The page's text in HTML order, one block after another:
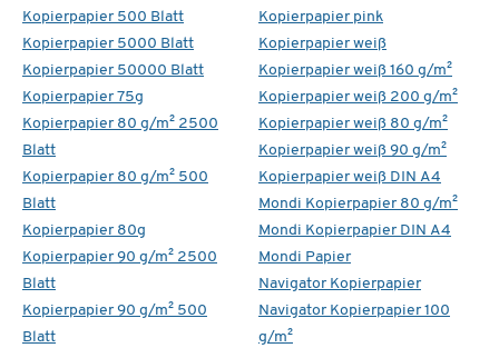
Kopierpapier 500 Blatt
Kopierpapier 5000 Blatt
Kopierpapier 50000 Blatt
Kopierpapier 75g
Kopierpapier 80 g/m² 2500
Blatt
Kopierpapier 80 g/m² 500
Blatt
Kopierpapier 80g
Kopierpapier 90 g/m² 2500
Blatt
Kopierpapier 90 g/m² 500
Blatt
Kopierpapier pink
Kopierpapier weiß
Kopierpapier weiß 160 g/m²
Kopierpapier weiß 200 g/m²
Kopierpapier weiß 80 g/m²
Kopierpapier weiß 90 g/m²
Kopierpapier weiß DIN A4
Mondi Kopierpapier 80 g/m²
Mondi Kopierpapier DIN A4
Mondi Papier
Navigator Kopierpapier
Navigator Kopierpapier 100
g/m²